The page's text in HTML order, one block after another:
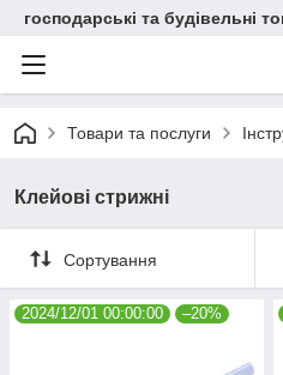
господарські та будівельні
Товари та послуги
Клейові стрижні
Сортування
2024/12/01 00:00:00 –20%